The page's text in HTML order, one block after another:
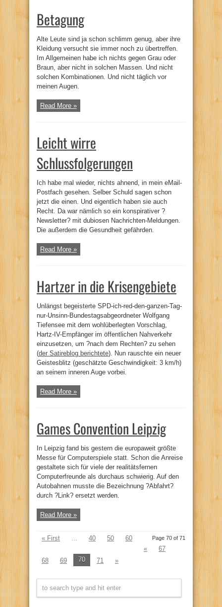
Betagung
Alte Leute sind ja schon schlimm genug, aber ihre
Kleidung versucht sie immer noch zu übertreffen.
Im Allgemeinen habe ich nichts gegen Grau oder
Braun, aber nicht in solchen Massen. Und nicht
solchen Kombinationen. Und nicht täglich vor
meinen Augen.
Read More »
Leicht wirre
Schlussfolgerungen
Ich habe mal wieder, nichts ahnend, in mein eMail-
Postfach gesehen. Selber Schuld sagen schon
jetzt die einen. Und eigentlich haben sie auch
Recht. Da war nämlich so ein konspirativer ?
Newsletter? mit dubiosen Nachrichten-Meldungen.
Die außerdem die Gesundheit gefährden.
Read More »
Hartzer in die Krisengebiete
Unlängst begeisterte SPD-ich-red-den-ganzen-Tag-
nur-Unsinn-Bundestagsabgeordneter Wolfgang
Tiefensee mit dem wohlüberlegten Vorschlag,
Hartz-IV-Empfänger im öffentlichen Nahverkehr
einzusetzen, um ?nach dem Rechten? zu sehen
(der Satireblog berichtete). Nun rauschte ein neuer
Geistesblitz (geschätzte Geschwindigkeit: 3 km/h)
an seinem inneren Auge vorbei.
Read More »
Games Convention Leipzig
In Leipzig fand bis gestern die europaweit größte
Messe für Computerspiele statt. Schon die Anreise
gestaltete sich für viele der realitätsfernen
Computerfreunde als durchaus schwierig. Auf den
Autobahnen musste die Bezeichnung ?Abfahrt?
durch ?Link? ersetzt werden.
Read More »
Page 70 of 71
« First 40 50
60
«
67
68
69 70 71 »